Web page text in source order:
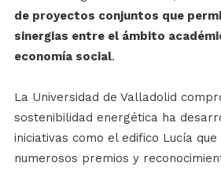
de proyectos conjuntos que
sinergias entre el ámbito
economía social.
La Universidad de Valladolid
sostenibilidad energética ha
iniciativas como el edifico Lucía
numerosos premios y